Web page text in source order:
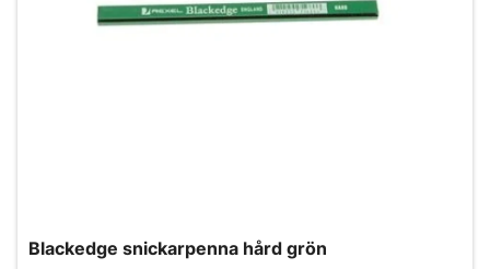
Blackedge snickarpenna hård grön